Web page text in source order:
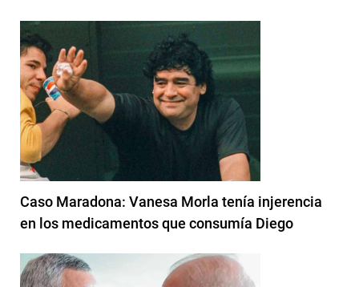
Caso Maradona: Vanesa Morla tenía injerencia
en los medicamentos que consumía Diego